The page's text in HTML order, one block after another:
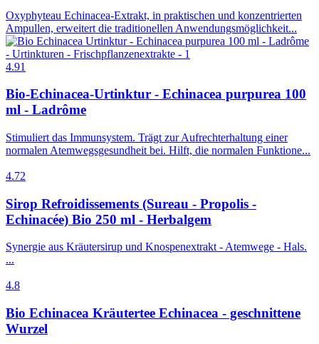
Oxyphyteau Echinacea-Extrakt, in praktischen und konzentrierten
Ampullen, erweitert die traditionellen Anwendungsmöglichkeit...
4.91
Bio-Echinacea-Urtinktur - Echinacea purpurea 100
ml - Ladrôme
Stimuliert das Immunsystem. Trägt zur Aufrechterhaltung einer
normalen Atemwegsgesundheit bei. Hilft, die normalen Funktione...
4.72
Sirop Refroidissements (Sureau - Propolis -
Echinacée) Bio 250 ml - Herbalgem
Synergie aus Kräutersirup und Knospenextrakt - Atemwege - Hals.
...
4.8
Bio Echinacea Kräutertee Echinacea - geschnittene
Wurzel